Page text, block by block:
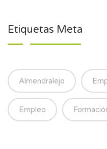
Etiquetas Meta
Almendralejo
Empleo